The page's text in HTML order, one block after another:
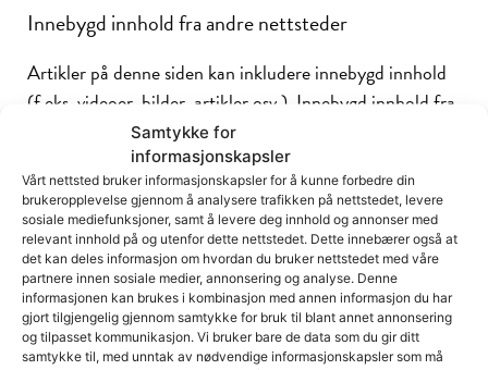
Samtykke for
informasjonskapsler
Vårt nettsted bruker informasjonskapsler for å kunne forbedre din
brukeropplevelse gjennom å analysere trafikken på nettstedet, levere
sosiale mediefunksjoner, samt å levere deg innhold og annonser med
relevant innhold på og utenfor dette nettstedet. Dette innebærer også at
det kan deles informasjon om hvordan du bruker nettstedet med våre
partnere innen sosiale medier, annonsering og analyse. Denne
informasjonen kan brukes i kombinasjon med annen informasjon du har
gjort tilgjengelig gjennom samtykke for bruk til blant annet annonsering
og tilpasset kommunikasjon. Vi bruker bare de data som du gir ditt
samtykke til, med unntak av nødvendige informasjonskapsler som må
Innebygd innhold fra andre nettsteder
Artikler på denne siden kan inkludere innebygd innhold
(f.eks. videoer, bilder, artikler osv.). Innebygd innhold fra
andre nettsteder oppfører seg på nøyaktig samme måte
som om den besøkende hadde besøkt nettstedet som det
innebygde innholdet kommer fra.
Disse nettstedene kan samle inn opplysninger om deg,
bruke informasjonskapsler eller bygge inn
sporingssystemer fra en tredjepart og overvåke hva du
gjør via dette innebygde innholdet. Dette omfatter også